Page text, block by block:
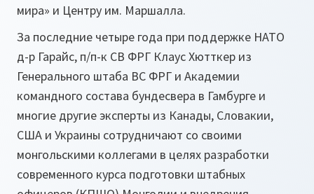
мира» и Центру им. Маршалла.
За последние четыре года при поддержке НАТО
д-р Гарайс, п/п-к СВ ФРГ Клаус Хютткер из
Генерального штаба ВС ФРГ и Академии
командного состава бундесвера в Гамбурге и
многие другие эксперты из Канады, Словакии,
США и Украины сотрудничают со своими
монгольскими коллегами в целях разработки
современного курса подготовки штабных